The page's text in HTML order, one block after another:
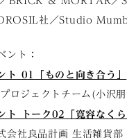
社／Studio
ント：
ト 01「ものと向き合う」
ロジェクトチーム(小沢
ト トーク02「寛容なくら
式会社良品計画 生活雑